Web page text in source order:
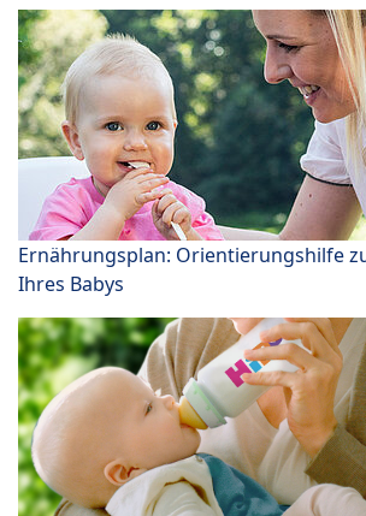
Ernährungsplan: Orientierungshilfe
Ihres Babys